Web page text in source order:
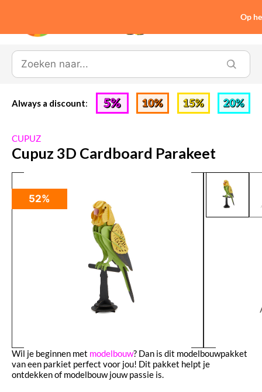
0
Always a discount:
Wil je beginnen met modelbouw? Dan is dit modelbouwpakket
van een parkiet perfect voor jou! Dit pakket helpt je
ontdekken of modelbouw jouw passie is.
CUPUZ
Cupuz 3D Cardboard Parakeet
52%
Op